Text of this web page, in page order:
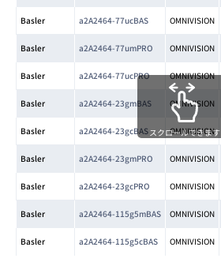
Basler a2A2464-77ucBAS OMNIVISION
Basler a2A2464-77umPRO OMNIVISION
Basler a2A2464-77ucPRO OMNIVISION
Basler a2A2464-23gmBAS OMNIVISION
Basler a2A2464-23gcBAS OMNIVISION
Basler a2A2464-23gmPRO OMNIVISION
Basler a2A2464-23gcPRO OMNIVISION
Basler a2A2464-115g5mBAS OMNIVISION
Basler a2A2464-115g5cBAS OMNIVISION
スクロールできます